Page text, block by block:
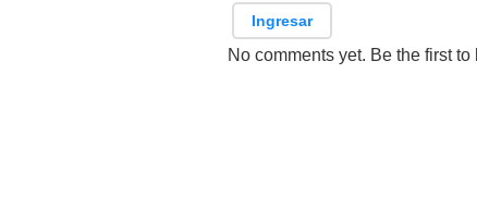
Ingresar
No comments yet. Be the first